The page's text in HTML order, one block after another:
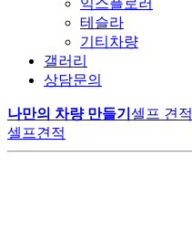
테슬라
기티차량
갤러리
상담문의
나만의 차량 만들기 셀프 견적
셀프견적